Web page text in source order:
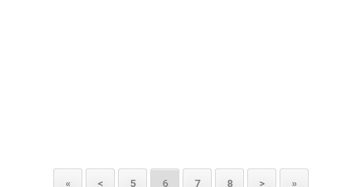
« < 5 6 7 8 > »